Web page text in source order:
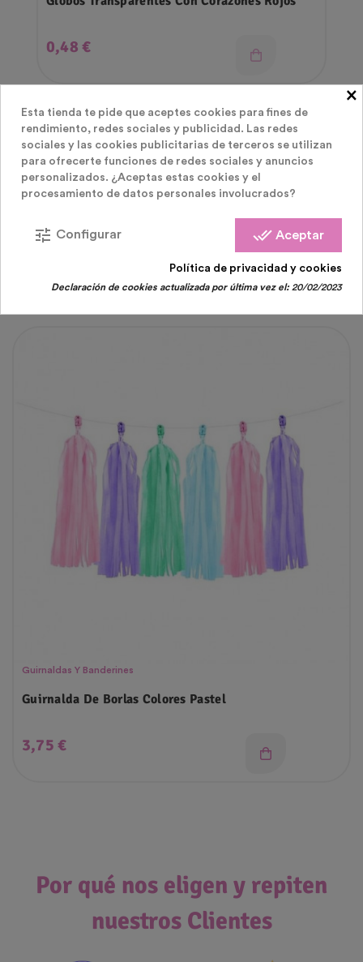
Precio
0,48 €
PRODUCTO TAMBIÉN HAN COMPRADO:
Guirnaldas Y Banderines
Guirnalda De Borlas Colores Pastel
Precio
3,75 €
Por qué nos eligen y repiten
nuestros Clientes
×
Esta tienda te pide que aceptes cookies para fines de
rendimiento, redes sociales y publicidad. Las redes
sociales y las cookies publicitarias de terceros se utilizan
para ofrecerte funciones de redes sociales y anuncios
personalizados. ¿Aceptas estas cookies y el
procesamiento de datos personales involucrados?
done_all Aceptar
tune Configurar
Política de privacidad y cookies
Declaración de cookies actualizada por última vez el:20/02/2023